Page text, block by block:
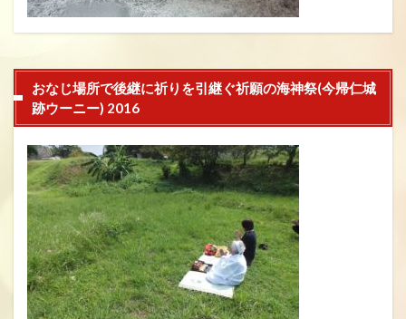
おなじ場所で後継に祈りを引継ぐ祈願の海神祭(今帰仁城
跡ウーニー) 2016